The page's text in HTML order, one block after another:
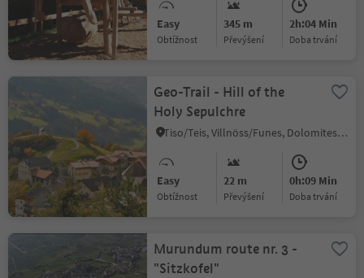
Easy
Obtížnost
345 m
Převýšení
2h:04 Min
doba trvání
Geo-Trail - Hill of the
Holy Sepulchre
Tiso/Teis, Villnöss/Funes, Dolomites Region Lüsen Villnöss
Easy
Obtížnost
22 m
Převýšení
0h:09 Min
doba trvání
Murundum route nr. 3 -
"Sitzkofel"